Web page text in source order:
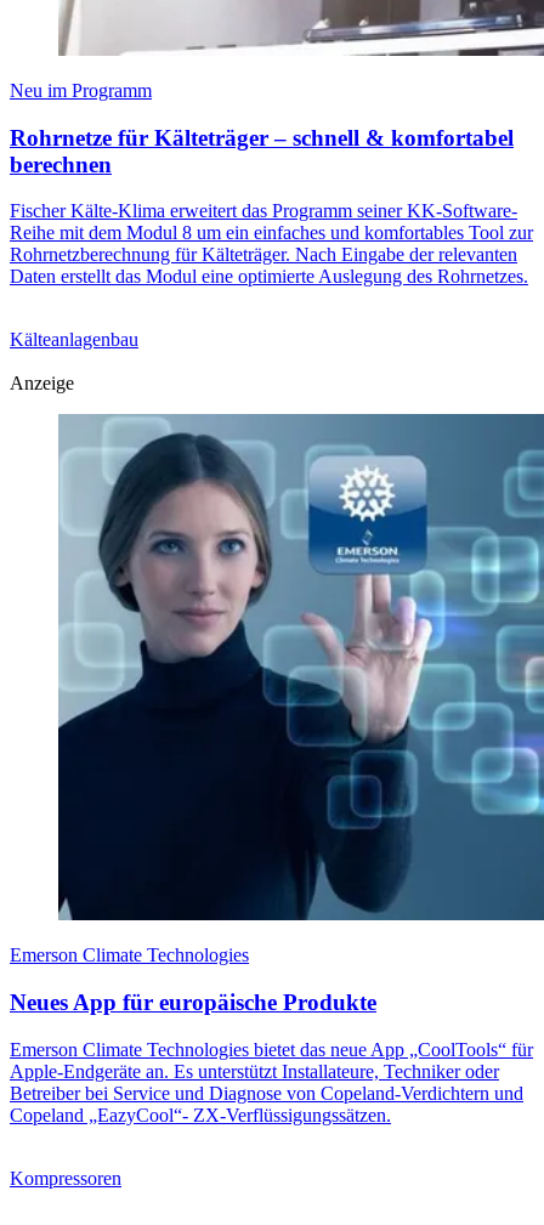
Neu im Programm
Rohrnetze für Kälteträger – schnell & komfortabel
berechnen
Fischer Kälte-Klima erweitert das Programm seiner KK-Software-
Reihe mit dem Modul 8 um ein einfaches und komfortables Tool zur
Rohrnetzberechnung für Kälteträger. Nach Eingabe der relevanten
Daten erstellt das Modul eine optimierte Auslegung des Rohrnetzes.
Kälteanlagenbau
Anzeige
Emerson Climate Technologies
Neues App für europäische Produkte
Emerson Climate Technologies bietet das neue App „CoolTools“ für
Apple-Endgeräte an. Es unterstützt Installateure, Techniker oder
Betreiber bei Service und Diagnose von Copeland-Verdichtern und
Copeland „EazyCool“- ZX-Verflüssigungssätzen.
Kompressoren